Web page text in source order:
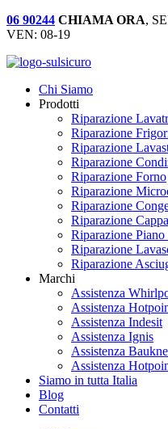
06 90244 CHIAMA ORA,
VEN: 08-19
Chi Siamo
Prodotti
Riparazione
Riparazione
Riparazione
Riparazione
Riparazione Forno
Riparazione
Riparazione
Riparazione
Riparazione Piano
Riparazione
Riparazione
Marchi
Assistenza
Assistenza
Assistenza Indesit
Assistenza Ignis
Assistenza
Assistenza
Siamo in tutta Italia
Blog
Contatti